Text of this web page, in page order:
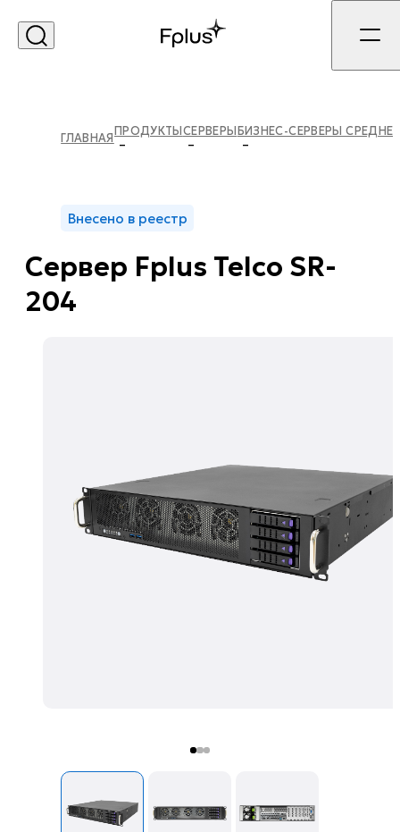
ГЛАВНАЯ ПРОДУКТЫ СЕРВЕРЫ
Внесено в реестр
Сервер Fplus Telco SR-
204
Доступность. Подбор.
на универсальной платформе
УЗНАТЬ ПОДРОБНЕЕ